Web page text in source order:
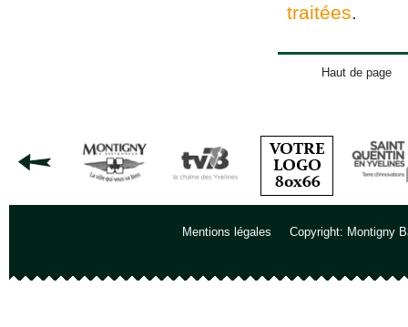
traitées.
Haut de page
Mentions légales Copyright: Montigny